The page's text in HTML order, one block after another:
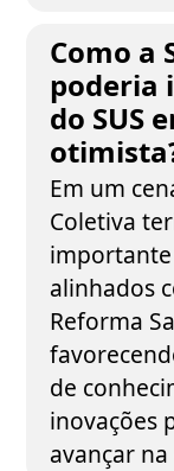
Como a
poderia
do SUS
Em um
Coletiva
alinhados
Reforma
de
inovações
avançar